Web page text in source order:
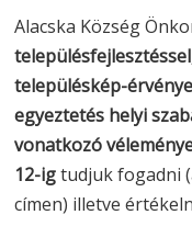
Alacska Község
településkép-
egyeztetés helyi
vonatkozó
12-igtudjuk fogadni
címen) illetve